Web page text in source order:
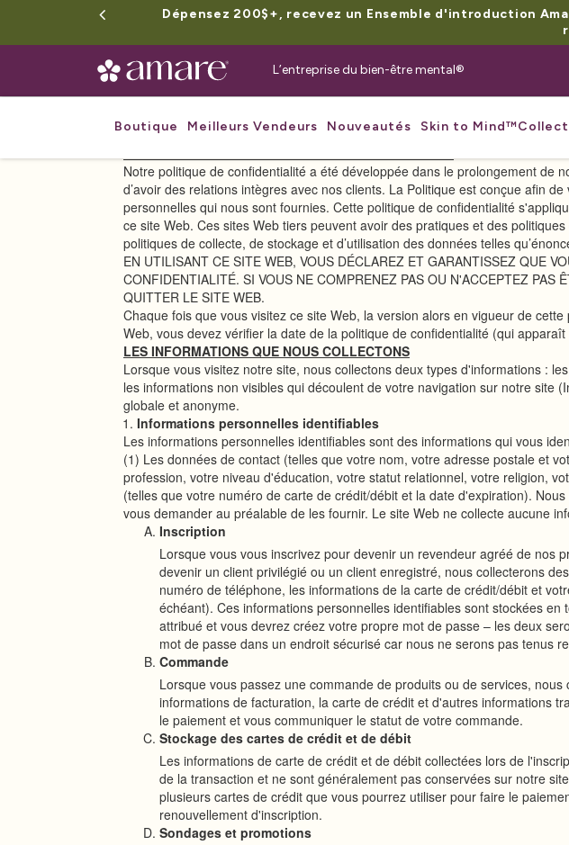
Dépensez 200$+, recevez un Ensemble d'introduction
L’entreprise du bien-être mental®
Boutique Meilleurs Vendeurs Nouveautés Skin to Mind™Politique de
Notre politique de confidentialité a été développée dans le prolongement de
d’avoir des relations intègres avec nos clients. La Politique est conçue afin
personnelles qui nous sont fournies. Cette politique de confidentialité
ce site Web. Ces sites Web tiers peuvent avoir des pratiques et des
politiques de collecte, de stockage et d’utilisation des données telles
EN UTILISANT CE SITE WEB, VOUS DÉCLAREZ ET GARANTISSEZ QUE
CONFIDENTIALITÉ. SI VOUS NE COMPRENEZ PAS OU N'ACCEPTEZ
QUITTER LE SITE WEB.
Chaque fois que vous visitez ce site Web, la version alors en vigueur de
Web, vous devez vérifier la date de la politique de confidentialité (qui
LES INFORMATIONS QUE NOUS COLLECTONS
Lorsque vous visitez notre site, nous collectons deux types d'informations :
les informations non visibles qui découlent de votre navigation sur notre site
globale et anonyme.
Informations personnelles identifiables
Les informations personnelles identifiables sont des informations qui vous
(1) Les données de contact (telles que votre nom, votre adresse postale et
profession, votre niveau d'éducation, votre statut relationnel, votre religion,
(telles que votre numéro de carte de crédit/débit et la date d'expiration).
vous demander au préalable de les fournir. Le site Web ne collecte aucune
Inscription
Lorsque vous vous inscrivez pour devenir un revendeur agréé de nos
devenir un client privilégié ou un client enregistré, nous collecterons
numéro de téléphone, les informations de la carte de crédit/débit et
échéant). Ces informations personnelles identifiables sont stockées
attribué et vous devrez créez votre propre mot de passe – les deux
mot de passe dans un endroit sécurisé car nous ne serons pas tenus
Commande
Lorsque vous passez une commande de produits ou de services,
informations de facturation, la carte de crédit et d'autres informations
le paiement et vous communiquer le statut de votre commande.
Stockage des cartes de crédit et de débit
Les informations de carte de crédit et de débit collectées lors de
de la transaction et ne sont généralement pas conservées sur notre
plusieurs cartes de crédit que vous pourrez utiliser pour faire le
renouvellement d'inscription.
Sondages et promotions